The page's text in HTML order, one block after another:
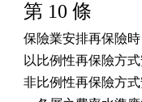
第 10 條
保險業安排再保險
以比例性再保險方
非比例性再保險方